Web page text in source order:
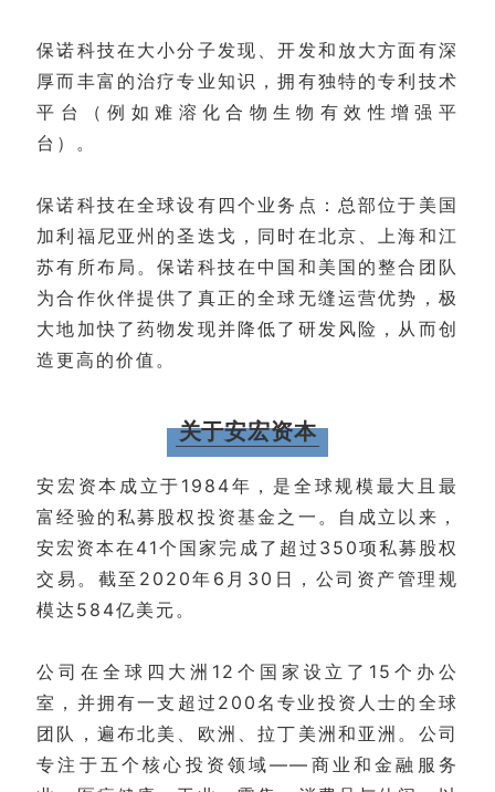
保诺科技在大小分子发现、开发和放大方面有深
厚而丰富的治疗专业知识，拥有独特的专利技术
平台（例如难溶化合物生物有效性增强平
台）。
保诺科技在全球设有四个业务点：总部位于美国
加利福尼亚州的圣迭戈，同时在北京、上海和江
苏有所布局。保诺科技在中国和美国的整合团队
为合作伙伴提供了真正的全球无缝运营优势，极
大地加快了药物发现并降低了研发风险，从而创
造更高的价值。
关于安宏资本
安宏资本成立于1984年，是全球规模最大且最
富经验的私募股权投资基金之一。自成立以来，
安宏资本在41个国家完成了超过350项私募股权
交易。截至2020年6月30日，公司资产管理规
模达584亿美元。
公司在全球四大洲12个国家设立了15个办公
室，并拥有一支超过200名专业投资人士的全球
团队，遍布北美、欧洲、拉丁美洲和亚洲。公司
专注于五个核心投资领域——商业和金融服务